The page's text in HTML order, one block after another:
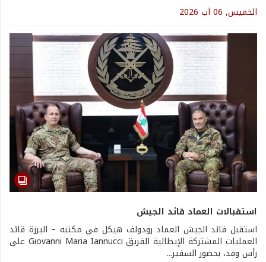
الخميس, 06 آب 2026
استقبالات العماد قائد الجيش
استقبل قائد الجيش العماد رودولف هيكل في مكتبه – اليرزة قائد
العمليات المشتركة الإيطالية الفريق Giovanni Maria Iannucci على
رأس وفد، بحضور السفير...